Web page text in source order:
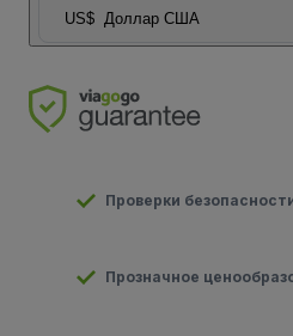
US$ Доллар США
Проверки
Прозначное